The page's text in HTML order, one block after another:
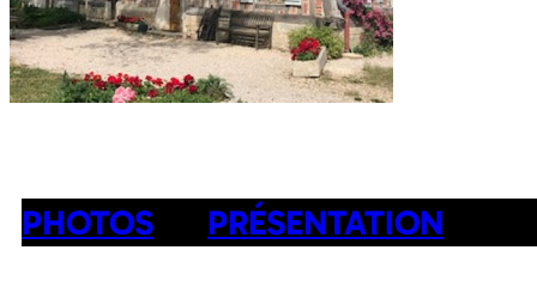
PHOTOS PRÉSENTATION